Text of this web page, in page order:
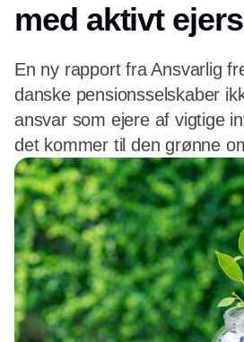
med aktivt
En ny rapport fra Ansvarlig
danske pensionsselskaber
ansvar som ejere af vigtige
det kommer til den grønne